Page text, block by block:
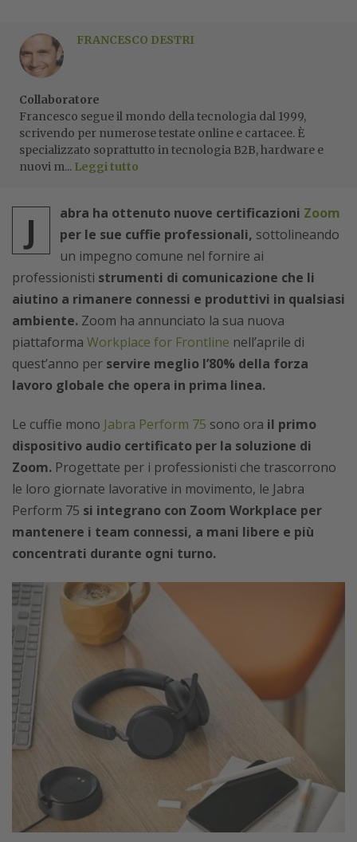
FRANCESCO DESTRI
Collaboratore
Francesco segue il mondo della tecnologia dal 1999,
scrivendo per numerose testate online e cartacee. È
specializzato soprattutto in tecnologia B2B, hardware e
nuovi m... Leggi tutto
J abra ha ottenuto nuove certificazioni Zoom
per le sue cuffie professionali, sottolineando
un impegno comune nel fornire ai
professionisti strumenti di comunicazione che li
aiutino a rimanere connessi e produttivi in qualsiasi
ambiente. Zoom ha annunciato la sua nuova
piattaforma Workplace for Frontline nell’aprile di
quest’anno per servire meglio l’80% della forza
lavoro globale che opera in prima linea.
Le cuffie mono Jabra Perform 75 sono ora il primo
dispositivo audio certificato per la soluzione di
Zoom. Progettate per i professionisti che trascorrono
le loro giornate lavorative in movimento, le Jabra
Perform 75 si integrano con Zoom Workplace per
mantenere i team connessi, a mani libere e più
concentrati durante ogni turno.